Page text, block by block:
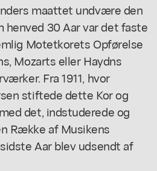
maattet undvære den
henved 30 Aar var det faste
Motetkorets Opførelse
Mozarts eller Haydns
Fra 1911, hvor
stiftede dette Kor og
det, indstuderede og
Række af Musikens
Aar blev udsendt af